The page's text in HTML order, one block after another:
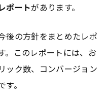
ポートがあります。
後の方針をまとめたレポ
。このレポートには、お
ック数、コンバージョン
。